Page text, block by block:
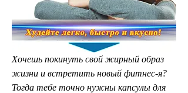
Хочешь покинуть свой жирный образ
жизни и встретить новый фитнес-я?
Тогда тебе точно нужны капсулы для